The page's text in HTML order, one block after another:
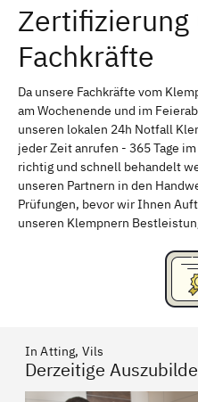
Erlangen
Bayreuth
Schweinfurt
Freising
Zertifizierung
Fachkräfte
Da unsere Fachkräfte vom
am Wochenende und im
unseren lokalen 24h Notfall
jeder Zeit anrufen - 365 Tage
richtig und schnell behandelt
unseren Partnern in den
Prüfungen, bevor wir Ihnen
unseren Klempnern
In Atting, Vils
Derzeitige